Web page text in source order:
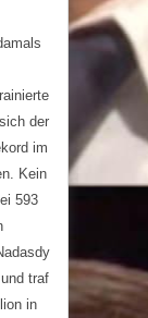
der
im
Kein
593
traf
in